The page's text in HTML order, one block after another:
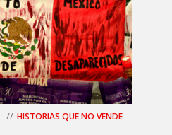
HISTORIAS QUE NO VENDE